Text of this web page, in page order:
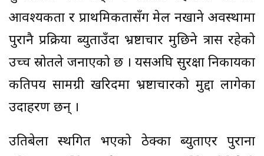
आवश्यकता र प्राथमिकतासँग मेल नखाने अवस्थामा
पुरानै प्रक्रिया ब्युताउँदा भ्रष्टाचार मुछिने त्रास रहेको
उच्च स्रोतले जनाएको छ । यसअघि सुरक्षा निकायका
कतिपय सामग्री खरिदमा भ्रष्टाचारको मुद्दा लागेका
उदाहरण छन् ।
उतिबेला स्थगित भएको ठेक्का ब्युताएर पुराना